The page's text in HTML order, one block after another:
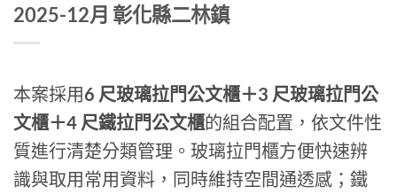
2025-12月 彰化縣二林鎮
本案採用6 尺玻璃拉門公文櫃＋3 尺玻璃拉門公
文櫃＋4 尺鐵拉門公文櫃的組合配置，依文件性
質進行清楚分類管理。玻璃拉門櫃方便快速辨
識與取用常用資料，同時維持空間通透感；鐵